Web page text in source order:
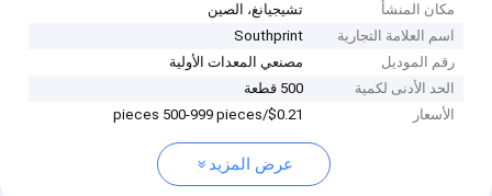
مكان المنشأ
تشيجيانغ، الصين
اسم العلامة التجارية
Southprint
رقم الموديل
مصنعي المعدات الأولية
الحد الأدنى لكمية
500 قطعة
الأسعار
$0.21/pieces 500-999 pieces
عرض المزيد